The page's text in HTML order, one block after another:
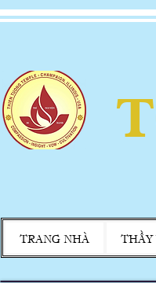
TRANG NHÀ THẦY